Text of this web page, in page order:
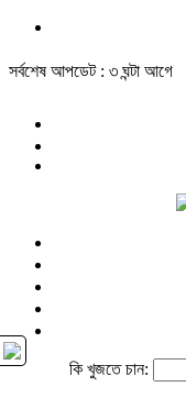
সর্বশেষ আপডেট : ৩ ঘন্টা আগে
কি খুজতে চান: